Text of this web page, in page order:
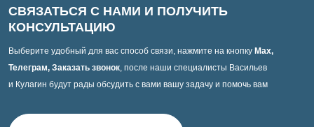
СВЯЗАТЬСЯ С НАМИ И ПОЛУЧИТЬ
КОНСУЛЬТАЦИЮ
Выберите удобный для вас способ связи, нажмите на кнопку Max,
Телеграм, Заказать звонок, после наши специалисты Васильев
и Кулагин будут рады обсудить с вами вашу задачу и помочь вам